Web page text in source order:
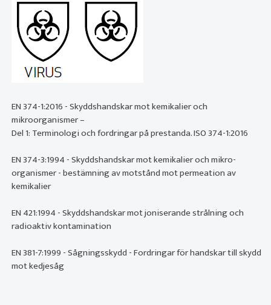
EN 374-1:2016 - Skyddshandskar mot kemikalier och
mikroorganismer –
Del 1: Terminologi och fordringar på prestanda. ISO 374-1:2016
EN 374-3:1994 - Skyddshandskar mot kemikalier och mikro-
organismer - bestämning av motstånd mot permeation av
kemikalier
EN 421:1994 - Skyddshandskar mot joniserande strålning och
radioaktiv kontamination
EN 381-7:1999 - Sågningsskydd - Fordringar för handskar till skydd
mot kedjesåg